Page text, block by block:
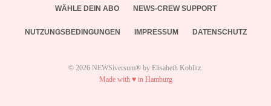
WÄHLE DEIN ABO NEWS-CREW SUPPORT
NUTZUNGSBEDINGUNGEN IMPRESSUM DATENSCHUTZ
© 2026 NEWSiversum® by Elisabeth Koblitz.
Made with ♥ in Hamburg